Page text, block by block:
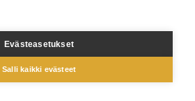
Facebook
© 2026 Restatop Oy
Evästeasetukset
Salli kaikki evästeet